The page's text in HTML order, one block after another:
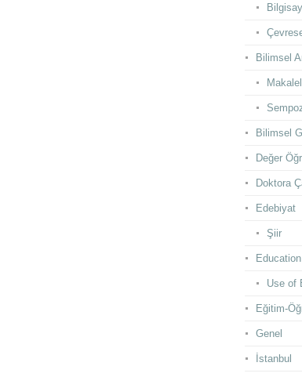
Bilimsel
Bilimsel
Değer
Doktora
Edebiyat
Şiir
Education
Use of
Eğitim-
Genel
İstanbul